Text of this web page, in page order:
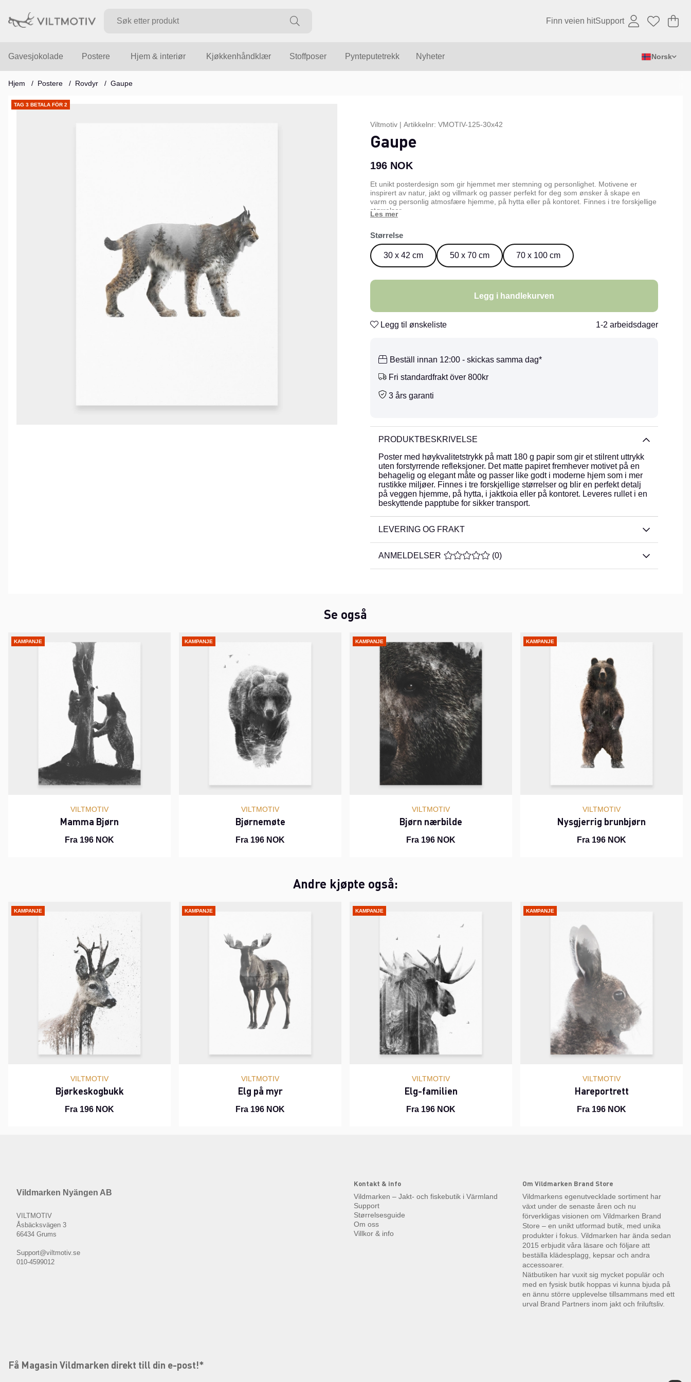
Finn veien hitSupport .
Gavesjokolade Postere Hjem & interiør Kjøkkenhåndklær Stoffposer Pynteputetrekk Nyheter Norsk
Hjem Postere Rovdyr Gaupe
TAG 3 BETALA FÖR 2
Produktbilder
Viltmotiv | Artikkelnr: VMOTIV-125-30x42
Gaupe
196 NOK
Et unikt posterdesign som gir hjemmet mer stemning og personlighet. Motivene er
inspirert av natur, jakt og villmark og passer perfekt for deg som ønsker å skape en
varm og personlig atmosfære hjemme, på hytta eller på kontoret. Finnes i tre forskjellige
størrelser.
Størrelse
30 x 42 cm 50 x 70 cm 70 x 100 cm
Legg i handlekurven
Legg til ønskeliste 1-2 arbeidsdager
Beställ innan 12:00 - skickas samma dag*
Fri standardfrakt över 800kr
3 års garanti
PRODUKTBESKRIVELSE
Poster med høykvalitetstrykk på matt 180 g papir som gir et stilrent uttrykk
uten forstyrrende refleksjoner. Det matte papiret fremhever motivet på en
behagelig og elegant måte og passer like godt i moderne hjem som i mer
rustikke miljøer. Finnes i tre forskjellige størrelser og blir en perfekt detalj
på veggen hjemme, på hytta, i jaktkoia eller på kontoret. Leveres rullet i en
beskyttende papptube for sikker transport.
LEVERING OG FRAKT
ANMELDELSER GJENNOMSNITTLIG RANGERING 0 AV 5 ANTALL
(0)
Se også
KAMPANJE
VILTMOTIV
Mamma Bjørn
Fra 196 NOK
KAMPANJE
VILTMOTIV
Bjørnemøte
Fra 196 NOK
KAMPANJE
VILTMOTIV
Bjørn nærbilde
Fra 196 NOK
KAMPANJE
VILTMOTIV
Nysgjerrig brunbjørn
Fra 196 NOK
Andre kjøpte også:
KAMPANJE
VILTMOTIV
Bjørkeskogbukk
Fra 196 NOK
KAMPANJE
VILTMOTIV
Elg på myr
Fra 196 NOK
KAMPANJE
VILTMOTIV
Elg-familien
Fra 196 NOK
KAMPANJE
VILTMOTIV
Hareportrett
Fra 196 NOK
Vildmarken Nyängen AB
VILTMOTIV
Åsbäcksvägen 3
66434 Grums
Support@viltmotiv.se
010-4599012
Kontakt & info
Vildmarken – Jakt- och fiskebutik i Värmland
Support
Størrelsesguide
Om oss
Villkor & info
Om Vildmarken Brand Store
Vildmarkens egenutvecklade sortiment har
växt under de senaste åren och nu
förverkligas visionen om Vildmarken Brand
Store – en unikt utformad butik, med unika
produkter i fokus. Vildmarken har ända sedan
2015 erbjudit våra läsare och följare att
beställa klädesplagg, kepsar och andra
accessoarer.
Nätbutiken har vuxit sig mycket populär och
med en fysisk butik hoppas vi kunna bjuda på
en ännu större upplevelse tillsammans med ett
urval Brand Partners inom jakt och friluftsliv.
Få Magasin Vildmarken direkt till din e-post!*